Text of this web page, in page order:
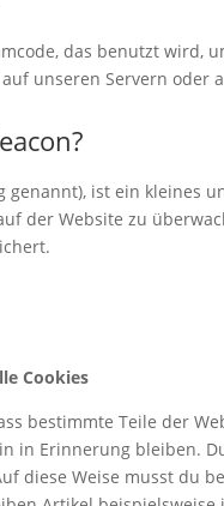
das benutzt wird,
unseren Servern oder
genannt), ist ein kleines
der Website zu
Cookies
bestimmte Teile der
in Erinnerung bleiben.
diese Weise musst du